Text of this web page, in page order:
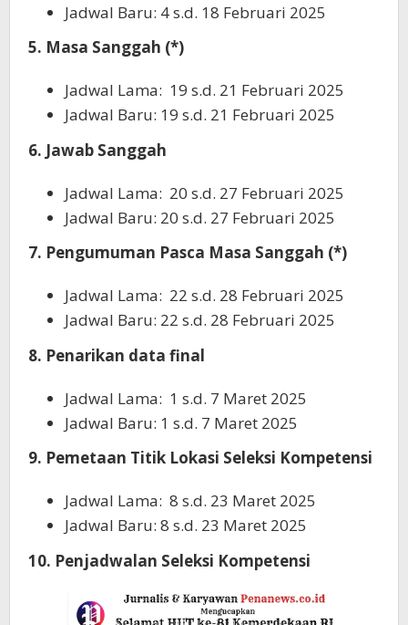
Jadwal Baru: 4 s.d. 18 Februari 2025
5. Masa Sanggah (*)
Jadwal Lama: 19 s.d. 21 Februari 2025
Jadwal Baru: 19 s.d. 21 Februari 2025
6. Jawab Sanggah
Jadwal Lama: 20 s.d. 27 Februari 2025
Jadwal Baru: 20 s.d. 27 Februari 2025
7. Pengumuman Pasca Masa Sanggah (*)
Jadwal Lama: 22 s.d. 28 Februari 2025
Jadwal Baru: 22 s.d. 28 Februari 2025
8. Penarikan data final
Jadwal Lama: 1 s.d. 7 Maret 2025
Jadwal Baru: 1 s.d. 7 Maret 2025
9. Pemetaan Titik Lokasi Seleksi Kompetensi
Jadwal Lama: 8 s.d. 23 Maret 2025
Jadwal Baru: 8 s.d. 23 Maret 2025
10. Penjadwalan Seleksi Kompetensi